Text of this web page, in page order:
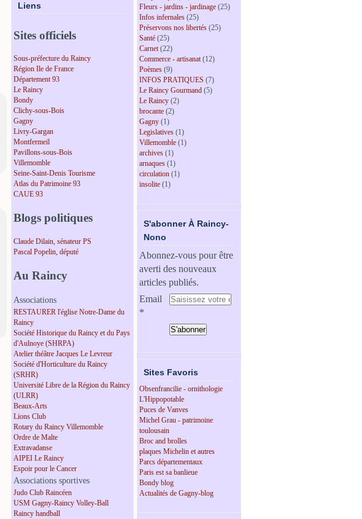
Liens
Sites officiels
Sous-préfecture du Raincy
Région Ile de France
Département 93
Le Raincy
Bondy
Clichy-sous-Bois
Gagny
Livry-Gargan
Montfermeil
Pavillons-sous-Bois
Villemomble
Seine-Saint-Denis Tourisme
Atlas du Patrimoine 93
CAUE 93
Blogs politiques
Claude Dilain, sénateur PS
Pascal Popelin, député
Au Raincy
Associations
RESTAURER l'église Notre-Dame du
Raincy
Société Historique du Raincy et du Pays
d'Aulnoye (SHRPA)
Atelier théâtre Jacques Le Levreur
Société d'Horticulture du Raincy
(SRHR)
Université Libre de la Région du Raincy
(ULRR)
Beaux-Arts
Lions Club
Rotary du Raincy Villemomble
Ordre de Malte
Extravadanse
AIPEI Le Raincy
Espoir pour le Cancer
Associations sportives
Judo Club Raincéen
USM Gagny-Raincy Volley-Ball
Raincy handball
Fleurs - jardins - jardinage (25)
Infos infernales (25)
Préservons nos libertés (25)
Santé (25)
Carnet(22)
Commerce - artisanat(12)
Poèmes (9)
INFOS PRATIQUES (7)
Le Raincy Gourmand (5)
Le Raincy (2)
brocante (2)
Gagny (1)
Legislatives (1)
Villemomble (1)
archives (1)
arnaques (1)
circulation (1)
insolite (1)
S'abonner À Raincy-
Nono
Abonnez-vous pour être
averti des nouveaux
articles publiés.
Email
Sites Favoris
Obsenfrancilie - ornithologie
L'Hippopotable
Puces de Vanves
Michel Grau - patrimoine
toulousain
Broc and brolles
plaques Michelin et autres
Parcs départementaux
Paris est sa banlieue
Bondy blog
Actualités de Gagny-blog